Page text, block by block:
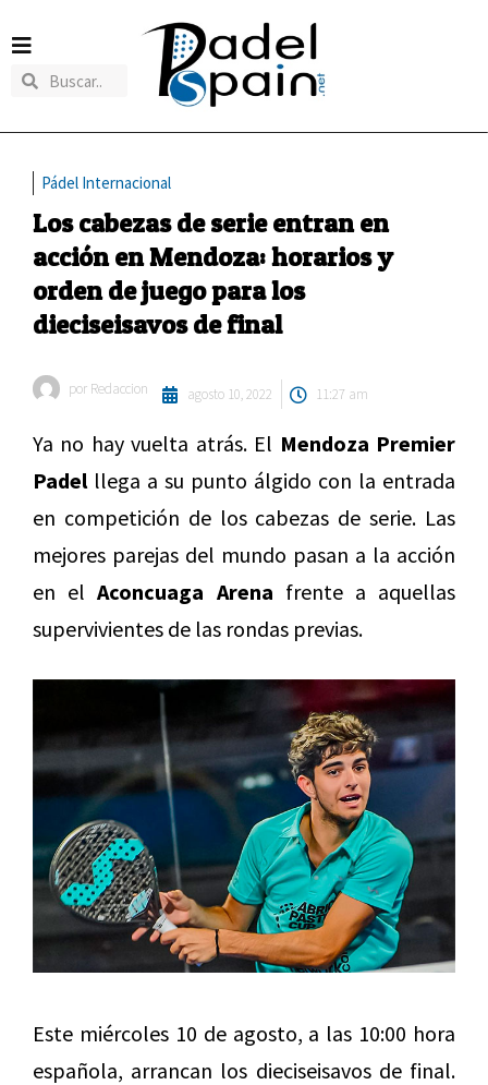
Pádel Internacional
Los cabezas de serie entran en
acción en Mendoza: horarios y
orden de juego para los
dieciseisavos de final
por Redaccion agosto 10, 2022 11:27 am
Ya no hay vuelta atrás. El Mendoza Premier
Padelllega a su punto álgido con la entrada
en competición de los cabezas de serie. Las
mejores parejas del mundo pasan a la acción
en el Aconcuaga Arena frente a aquellas
supervivientes de las rondas previas.
Este miércoles 10 de agosto, a las 10:00 hora
española, arrancan los dieciseisavos de final.